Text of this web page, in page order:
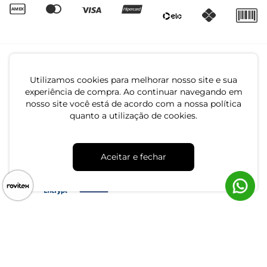
Utilizamos cookies para melhorar nosso site e sua
experiência de compra. Ao continuar navegando em
nosso site você está de acordo com a nossa política
quanto a utilização de cookies.
Aceitar e fechar
CNPJ: 79.233.672/0001-05
Av. Maria Marangoni, 391 - 89129-080 - Luiz Alves - SC